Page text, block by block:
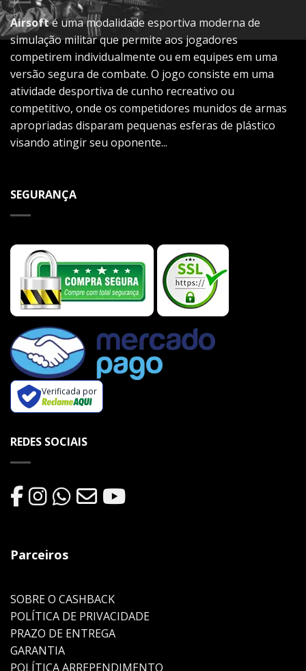
Airsofté uma modalidade esportiva moderna de
simulação militar que permite aos jogadores
competirem individualmente ou em equipes em uma
versão segura de combate. O jogo consiste em uma
atividade desportiva de cunho recreativo ou
competitivo, onde os competidores munidos de armas
apropriadas disparam pequenas esferas de plástico
visando atingir seu oponente...
SEGURANÇA
Verificada por
REDES SOCIAIS
Parceiros
SOBRE O CASHBACK
POLÍTICA DE PRIVACIDADE
PRAZO DE ENTREGA
GARANTIA
POLÍTICA ARREPENDIMENTO